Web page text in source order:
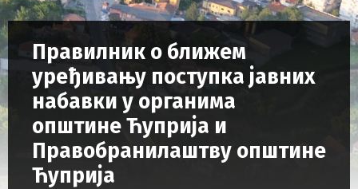
Правилник о ближем
уређивању поступка јавних
набавки у органима
општине Ћуприја и
Правобранилаштву општине
Ћуприја